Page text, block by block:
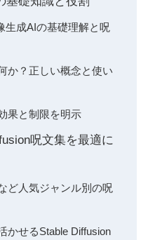
生成AIの基礎理解と呪
か？正しい概念と使い
果と制限を明示
呪文集を最適に
ど人気ジャンル別の呪
かせるStable Diffusion